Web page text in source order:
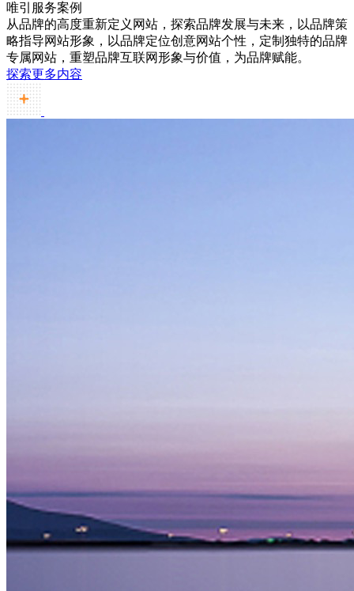
唯引服务案例
从品牌的高度重新定义网站，探索品牌发展与未来，以品牌策
略指导网站形象，以品牌定位创意网站个性，定制独特的品牌
专属网站，重塑品牌互联网形象与价值，为品牌赋能。
探索更多内容